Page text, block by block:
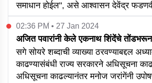
समाधान होईल", असे आश्वासन देवेंद्र
02:36 PM • 27 Jan 2024
अजित पवारांनी केले एकनाथ शिंदेंचे
सगे सोयरे शब्दाची व्याख्या ठरवण्याबद्दल
काढण्यासंबंधी राज्य सरकारने अधिसूचना
अधिसूचना काढल्यानंतर मनोज जरांगेंनी